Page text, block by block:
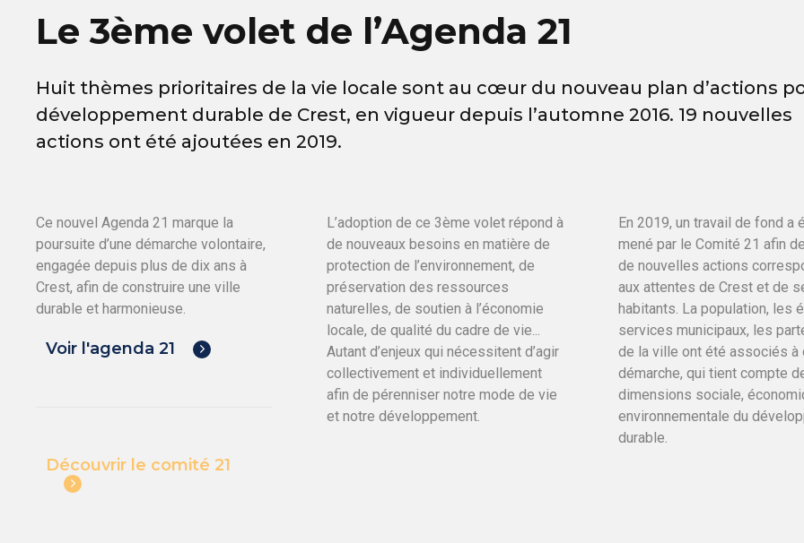
Le 3ème volet de l’Agenda 21
Huit thèmes prioritaires de la vie locale sont au cœur du nouveau plan d’actions
développement durable de Crest, en vigueur depuis l’automne 2016. 19 nouvelles
actions ont été ajoutées en 2019.
Ce nouvel Agenda 21 marque la
poursuite d’une démarche volontaire,
engagée depuis plus de dix ans à
Crest, afin de construire une ville
durable et harmonieuse.
Voir l'agenda 21
Découvrir le comité 21
L’adoption de ce 3ème volet répond à
de nouveaux besoins en matière de
protection de l’environnement, de
préservation des ressources
naturelles, de soutien à l’économie
locale, de qualité du cadre de vie...
Autant d’enjeux qui nécessitent d’agir
collectivement et individuellement
afin de pérenniser notre mode de vie
et notre développement.
En 2019, un travail de fond a
mené par le Comité 21 afin
de nouvelles actions
aux attentes de Crest et de
habitants. La population, les
services municipaux, les
de la ville ont été associés à
démarche, qui tient compte
dimensions sociale,
environnementale du
durable.